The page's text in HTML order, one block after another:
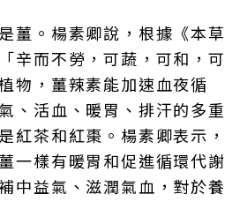
薑。楊素卿說，根據《本草
辛而不勞，可蔬，可和，可
物，薑辣素能加速血夜循
、活血、暖胃、排汗的多重
紅茶和紅棗。楊素卿表示，
一樣有暖胃和促進循環代謝
中益氣、滋潤氣血，對於養